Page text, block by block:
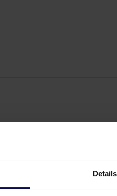
Details